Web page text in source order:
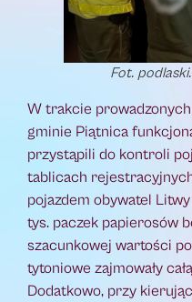
Fot.
W trakcie
gminie Piątnica
przystąpili do kontroli
tablicach
pojazdem obywatel
tys. paczek papierosów
szacunkowej wartości
tytoniowe zajmowały
Dodatkowo, przy